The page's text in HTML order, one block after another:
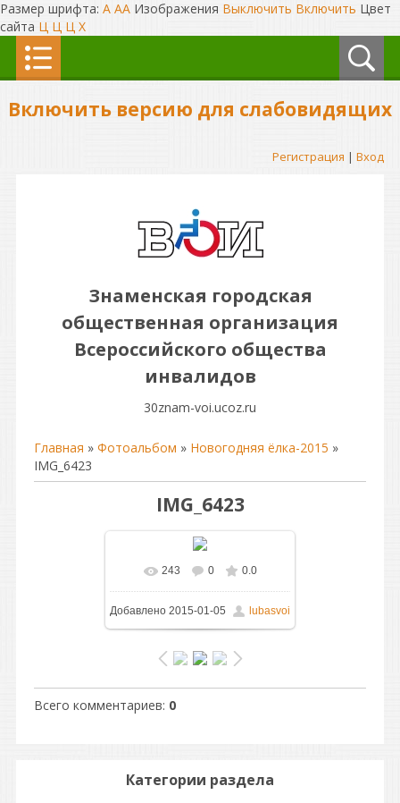
Размер шрифта: A AA Изображения Выключить Включить Цвет
сайта Ц Ц Ц Х
Включить версию для слабовидящих
Регистрация | Вход
Знаменская городская
общественная организация
Всероссийского общества
инвалидов
30znam-voi.ucoz.ru
Главная » Фотоальбом » Новогодняя ёлка-2015 »
IMG_6423
IMG_6423
В реальном размере
1600x1066/ 258.4Kb
243 0 0.0
Добавлено 2015-01-05 lubasvoi
Всего комментариев: 0
Категории раздела